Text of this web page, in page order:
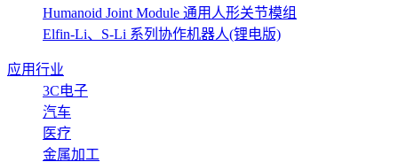
Humanoid Joint Module 通用人形关节模组
Elfin-Li、S-Li 系列协作机器人(锂电版)
应用行业
3C电子
汽车
医疗
金属加工